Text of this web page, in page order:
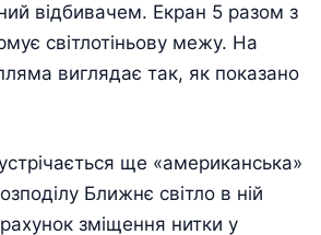
відбивачем. Екран 5 разом з
світлотіньову межу. На
виглядає так, як показано
ще «американська»
Ближнє світло в ній
зміщення нитки у